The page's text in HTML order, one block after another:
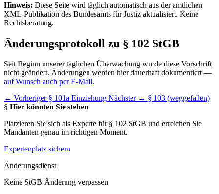
Hinweis: Diese Seite wird täglich automatisch aus der amtlichen
XML-Publikation des Bundesamts für Justiz aktualisiert. Keine
Rechtsberatung.
Änderungsprotokoll zu § 102 StGB
Seit Beginn unserer täglichen Überwachung wurde diese Vorschrift
nicht geändert. Änderungen werden hier dauerhaft dokumentiert —
auf Wunsch auch per E-Mail.
← Vorheriger § 101a Einziehung Nächster → § 103 (weggefallen)
§ Hier könnten Sie stehen
Platzieren Sie sich als Experte für § 102 StGB und erreichen Sie
Mandanten genau im richtigen Moment.
Expertenplatz sichern
Änderungsdienst
Keine StGB-Änderung verpassen